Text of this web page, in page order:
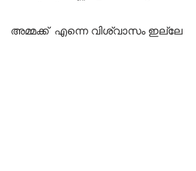
അമ്മക്ക് എന്നെ വിശ്വാസം ഇല്ലേ